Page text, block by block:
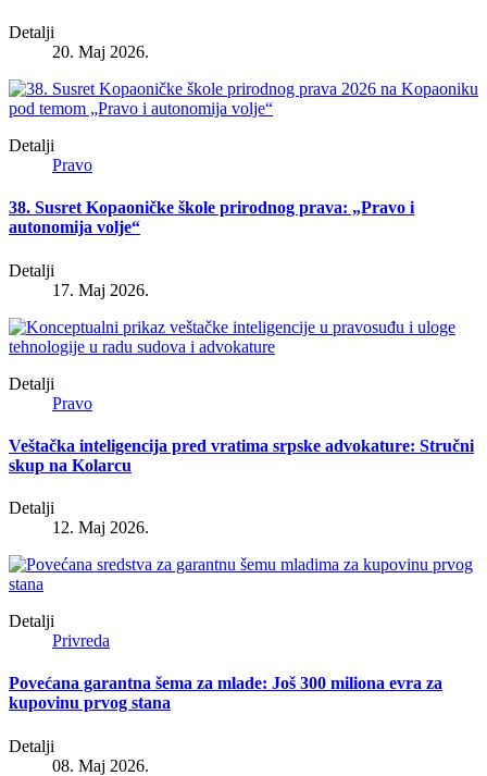
Detalji
20. Maj 2026.
Detalji
Pravo
38. Susret Kopaoničke škole prirodnog prava: „Pravo i
autonomija volje“
Detalji
17. Maj 2026.
Detalji
Pravo
Veštačka inteligencija pred vratima srpske advokature: Stručni
skup na Kolarcu
Detalji
12. Maj 2026.
Detalji
Privreda
Povećana garantna šema za mlade: Još 300 miliona evra za
kupovinu prvog stana
Detalji
08. Maj 2026.